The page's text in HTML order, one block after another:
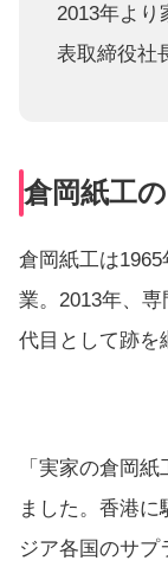
2013年よ
表取締役社
倉岡紙工
倉岡紙工は
業。2013年、
代目として跡を
「実家の倉岡
ました。香港
ジア各国のサプ